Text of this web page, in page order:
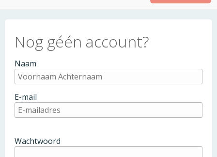
Nog géén account?
Naam
E-mail
Wachtwoord